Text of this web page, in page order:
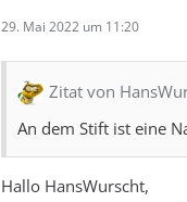
29. Mai 2022 um 11:20
Zitat von
An dem Stift ist eine
Hallo HansWurscht,